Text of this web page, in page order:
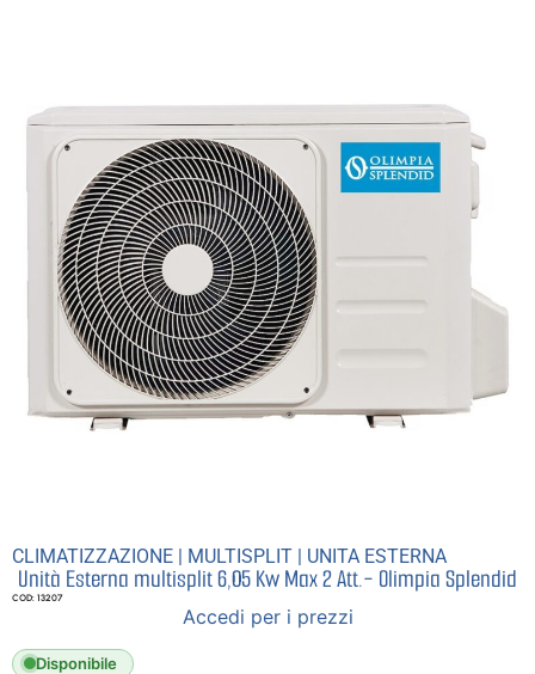
CLIMATIZZAZIONE | MULTISPLIT | UNITA ESTERNA
Unità Esterna multisplit 6,05 Kw Max 2 Att.- Olimpia Splendid
COD: 13207
Accedi per i prezzi
Disponibile